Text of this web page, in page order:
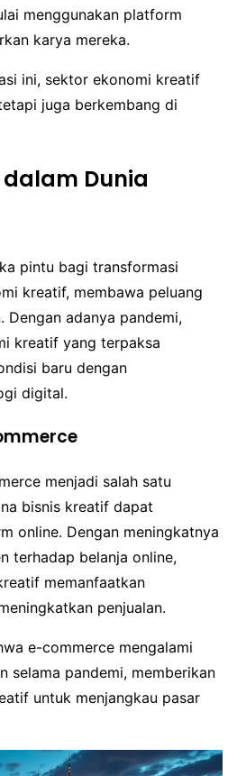
menggunakan platform
karya mereka.
ini, sektor ekonomi kreatif
juga berkembang di
Dunia
pintu bagi transformasi
kreatif, membawa peluang
Dengan adanya pandemi,
kreatif yang terpaksa
baru dengan
digital.
menjadi salah satu
bisnis kreatif dapat
online. Dengan meningkatnya
terhadap belanja online,
memanfaatkan
penjualan.
e-commerce mengalami
selama pandemi, memberikan
untuk menjangkau pasar